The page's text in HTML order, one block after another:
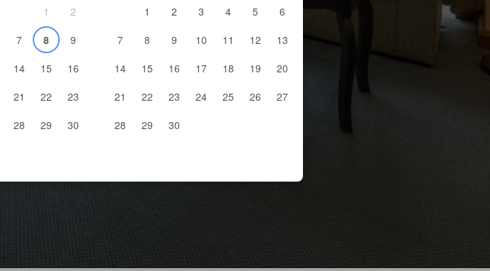
1
2
7 8
9
14 15
16
21 22
23
28 29
30
1
2 3 4 5
6
7
8 9 10 11 12
13
14
15 16 17 18 19
20
21
22 23 24 25 26
27
28
29 30